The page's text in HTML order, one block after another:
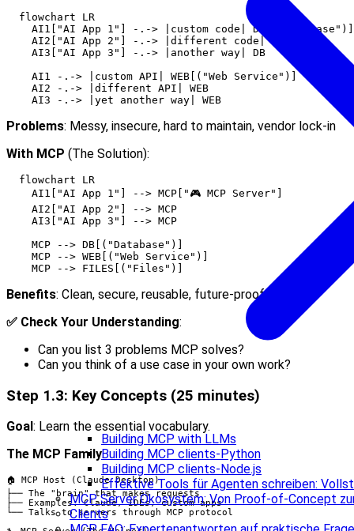
Building MCP with LLMs
Building MCP clients-Python
Building MCP clients-Node.js
Effektive Tools für Agenten schreiben:
MCP Server Ökosystem: Von Proof-of-Concept
Clients
  flowchart LR
    AI1["AI App 1"] -.-> |custom code| DB[("Database")]
    AI2["AI App 2"] -.-> |different code| DB
    AI3["AI App 3"] -.-> |another way| DB
    AI1 -.-> |custom API| WEB[("Web Service")]
    AI2 -.-> |different API| WEB
Problems: Messy, insecure, hard to maintain, vendor lock-in
With MCP (The Solution):
  flowchart LR
    AI1["AI App 1"] --> MCP["🎮 MCP Server"]
    AI2["AI App 2"] --> MCP
    AI3["AI App 3"] --> MCP
    MCP --> DB[("Database")]
    MCP --> WEB[("Web Service")]
Benefits: Clean, secure, reusable, future-proof
✅ Check Your Understanding:
Can you list 3 problems MCP solves?
Can you think of a use case in your own work?
Step 1.3: Key Concepts (25 minutes)
Goal : Learn the essential vocabulary.
The MCP Family:
🏠 MCP Host (Claude Desktop)
├── The "brain" that makes requests
├── Examples: Claude, IDEs, custom apps
└── Talks to servers through MCP protocol